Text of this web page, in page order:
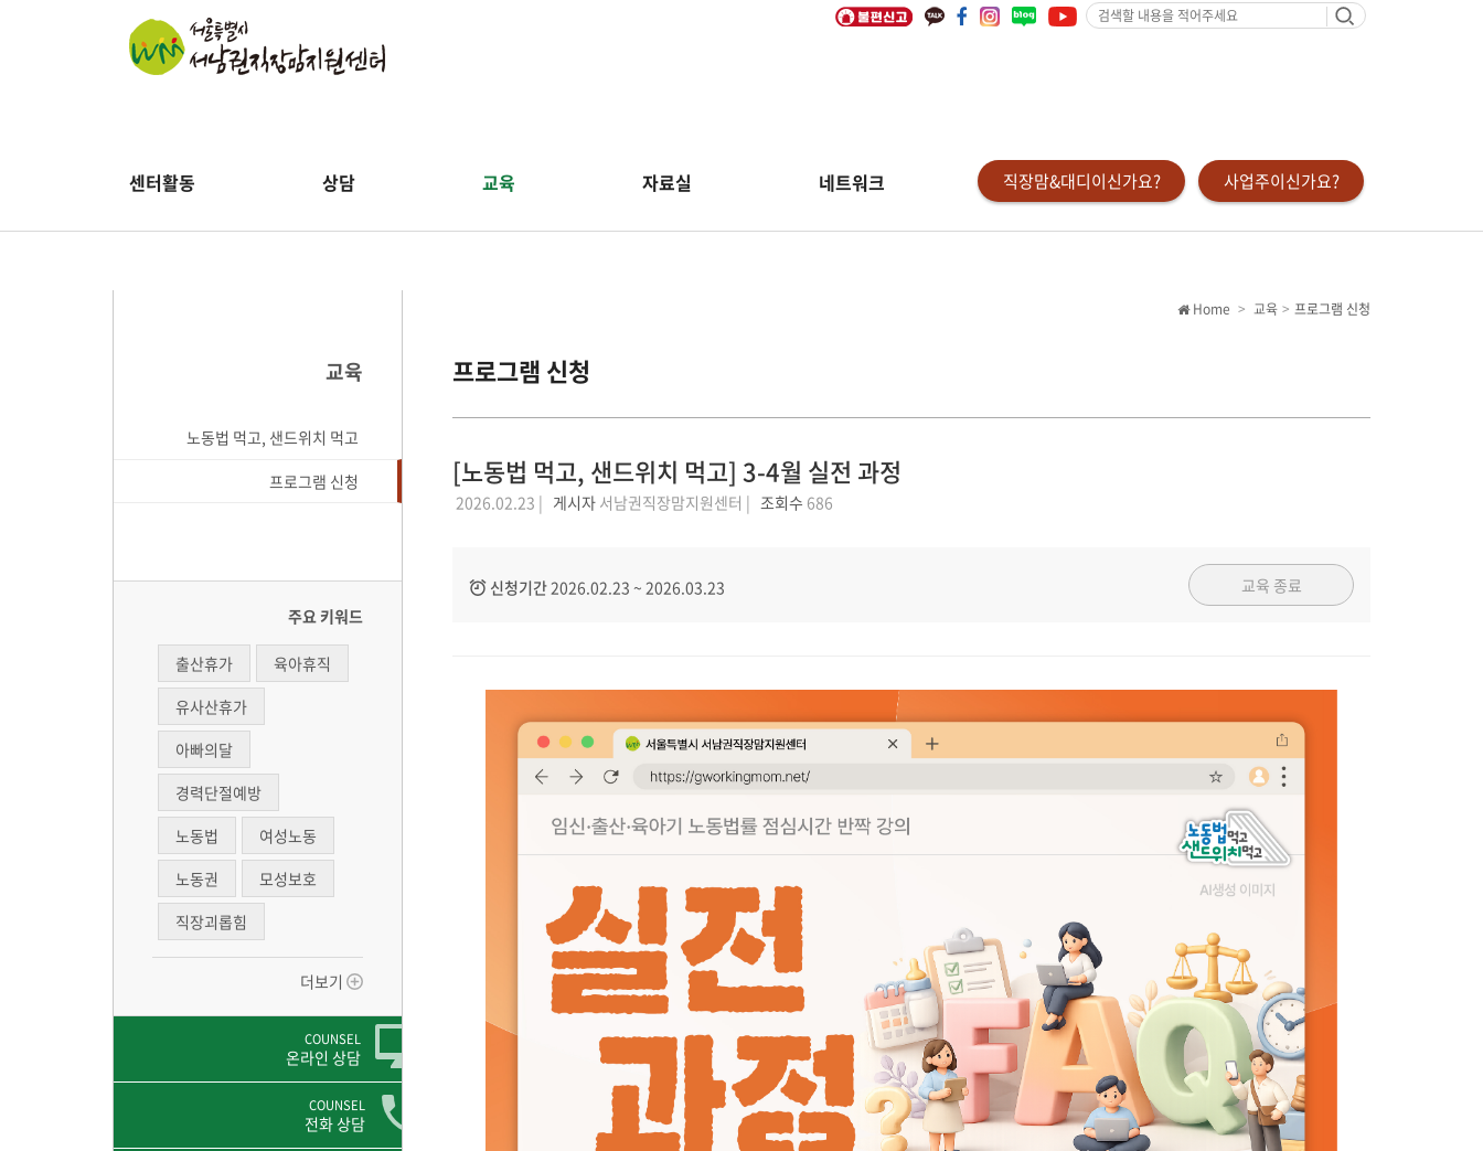
검
색
요
센터활동 상담 교육 자료실 네트워크 직장맘&대디이신가요? 사업주이신가요?
교육
노동법 먹고, 샌드위치 먹고
프로그램 신청
주요 키워드
출산휴가
육아휴직
유사산휴가
아빠의달
경력단절예방
노동법
여성노동
노동권
모성보호
직장괴롭힘
더보기
COUNSEL
온라인 상담
COUNSEL
전화 상담
프로그램 신청
Home 교육 프로그램 신청
[노동법 먹고, 샌드위치 먹고] 3-4월 실전 과정
2026.02.23 | 게시자서남권직장맘지원센터 | 조회수 686
신청기간2026.02.23 ~ 2026.03.23 교육 종료